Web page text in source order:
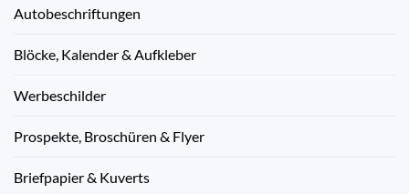
Autobeschriftungen
Blöcke, Kalender & Aufkleber
Werbeschilder
Prospekte, Broschüren & Flyer
Briefpapier & Kuverts